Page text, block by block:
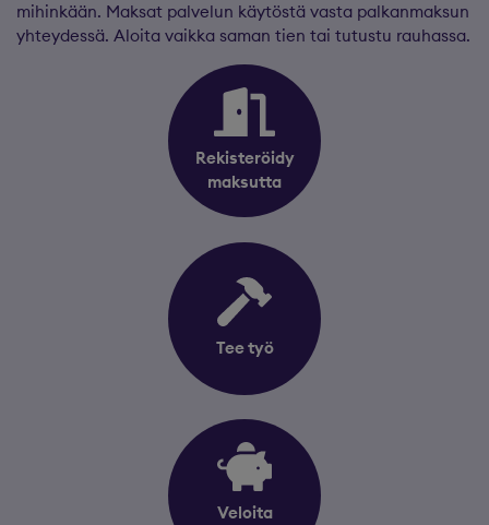
mihinkään. Maksat palvelun käytöstä vasta palkanmaksun
yhteydessä. Aloita vaikka saman tien tai tutustu rauhassa.
Rekisteröidy
maksutta
Tee työ
Veloita